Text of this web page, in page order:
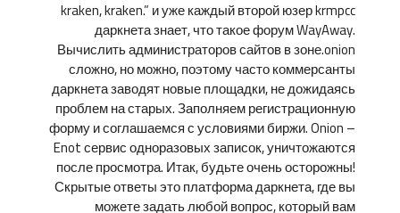
kraken, kraken.” и уже каждый второй юзер krmpcc
даркнета знает, что такое форум WayAway.
Вычислить администраторов сайтов в зоне.onion
сложно, но можно, поэтому часто коммерсанты
даркнета заводят новые площадки, не дожидаясь
проблем на старых. Заполняем регистрационную
форму и соглашаемся с условиями биржи. Onion –
Enot сервис одноразовых записок, уничтожаются
после просмотра. Итак, будьте очень осторожны!
Скрытые ответы это платформа даркнета, где вы
можете задать любой вопрос, который вам